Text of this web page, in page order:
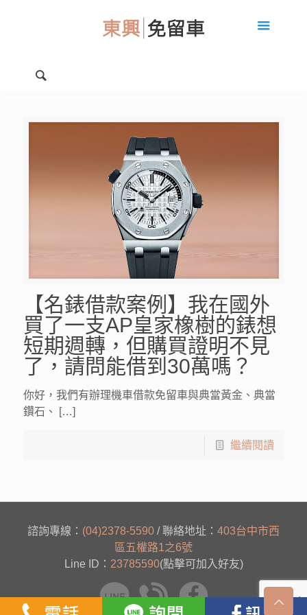
【名錶借款案例】我在國外
買了一支AP皇家橡樹的錶想
短期週轉，但購買證明不見
了，請問能借到30萬嗎？
你好，我們有辦理機車借款免留車與典當黃金、典當
鑽石、 […]
繼續閱讀
諮詢專線： (04)2378-5590 / 聯絡地址： 403台中市西
區五權路1之6號
Line ID： 23785590(點擊可加入好友)